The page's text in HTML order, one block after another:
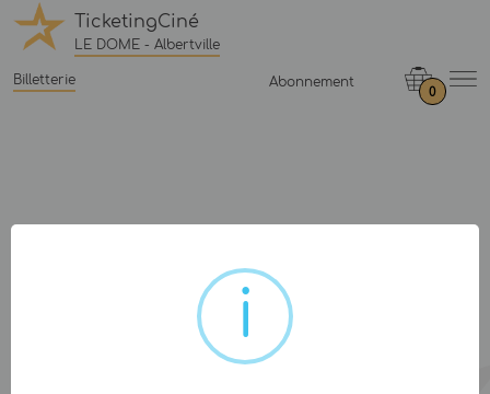
TicketingCiné
LE DOME - Albertville
Billetterie Abonnement
0